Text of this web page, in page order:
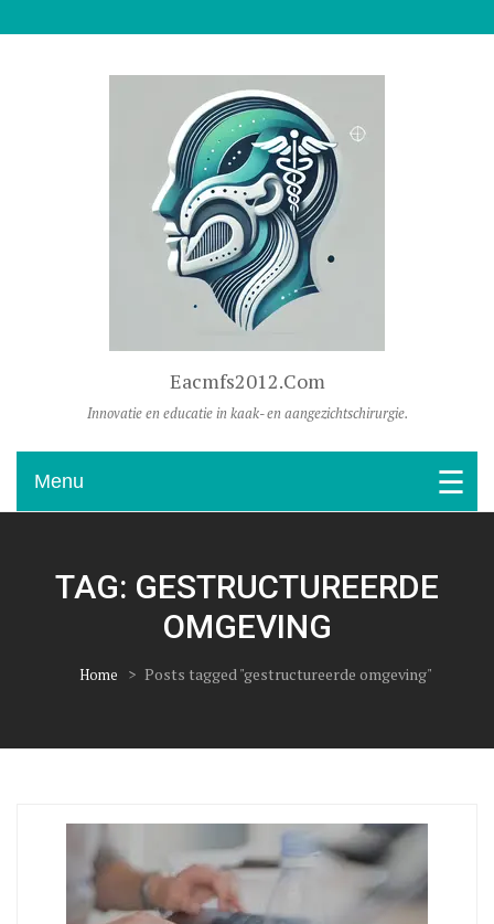
Eacmfs2012.com
Innovatie en educatie in kaak- en aangezichtschirurgie.
Menu
TAG: GESTRUCTUREERDE
OMGEVING
Home > Posts tagged "gestructureerde omgeving"